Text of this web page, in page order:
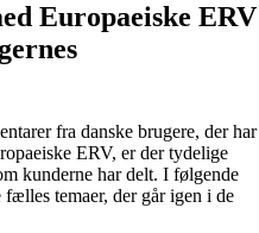
Europaeiske ERV
fra danske brugere, der har
ERV, er der tydelige
kunderne har delt. I følgende
temaer, der går igen i de